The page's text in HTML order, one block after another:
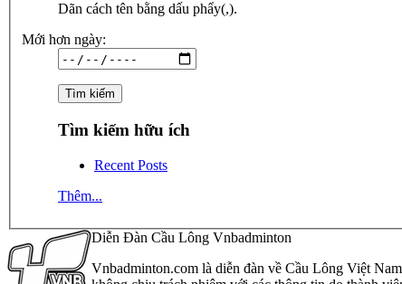
Dãn cách tên bằng dấu phẩy(,).
Mới hơn ngày:
Tìm kiếm hữu ích
Recent Posts
Thêm...
Diễn Đàn Cầu Lông Vnbadminton
Vnbadminton.com là diễn đàn về Cầu Lông Việt